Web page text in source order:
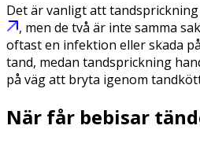
Det är vanligt att
, men de två är inte samma
oftast en infektion eller skada
tand, medan tandsprickning
på väg att bryta igenom
När får bebisar